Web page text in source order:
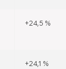
+24,5 %
+24,1 %